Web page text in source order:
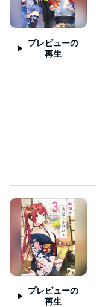
プレビューの
再生
プレビューの
再生